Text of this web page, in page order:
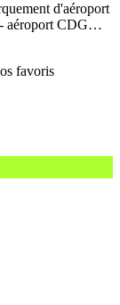
d'aéroport
- aéroport CDG…